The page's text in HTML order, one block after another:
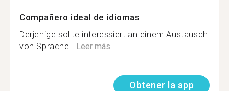
Compañero ideal de idiomas
Derjenige sollte interessiert an einem Austausch
von Sprache...Leer más
Obtener la app